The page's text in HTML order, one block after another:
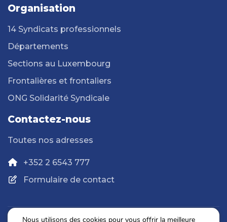
Organisation
14 Syndicats professionnels
Départements
Sections au Luxembourg
Frontalières et frontaliers
ONG Solidarité Syndicale
Contactez-nous
Toutes nos adresses
+352 2 6543 777
Formulaire de contact
Nous utilisons des cookies pour vous offrir la meilleure